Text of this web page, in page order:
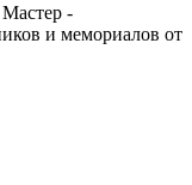
-
и мемориалов от